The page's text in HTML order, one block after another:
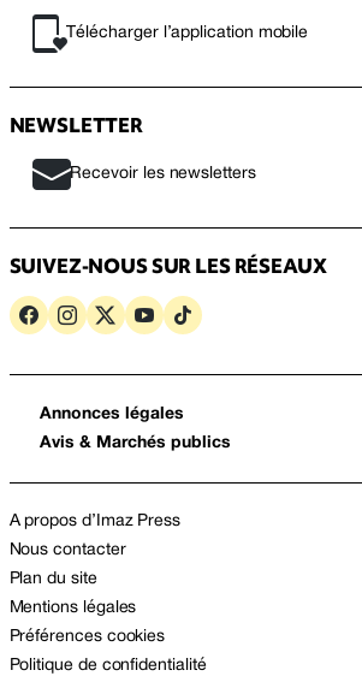
Télécharger l’application mobile
NEWSLETTER
Recevoir les newsletters
SUIVEZ-NOUS SUR LES RÉSEAUX
Annonces légales
Avis & Marchés publics
A propos d’Imaz Press
Nous contacter
Plan du site
Mentions légales
Préférences cookies
Politique de confidentialité